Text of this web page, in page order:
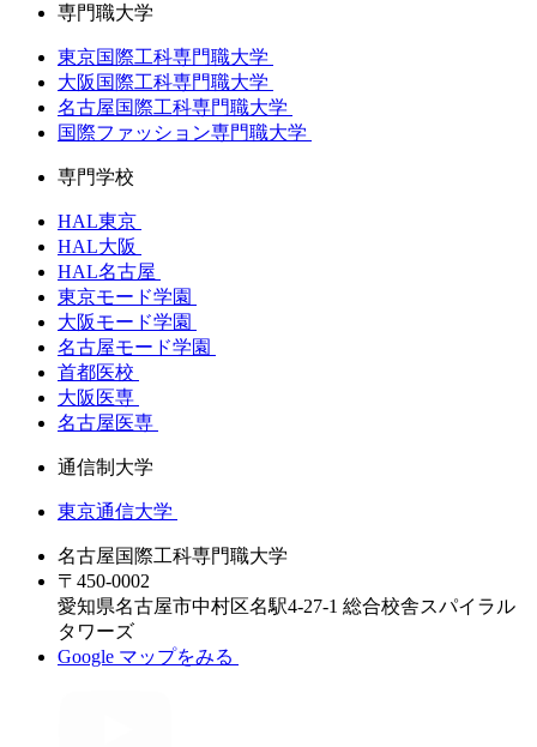
専門職大学
東京国際工科専門職大学
大阪国際工科専門職大学
名古屋国際工科専門職大学
国際ファッション専門職大学
専門学校
HAL東京
HAL大阪
HAL名古屋
東京モード学園
大阪モード学園
名古屋モード学園
首都医校
大阪医専
名古屋医専
通信制大学
東京通信大学
名古屋国際工科専門職大学
〒450-0002
愛知県名古屋市中村区名駅4-27-1 総合校舎スパイラル
タワーズ
Google マップをみる